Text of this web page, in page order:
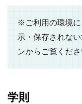
※ご利用の環境に
示・保存されな
ンからご覧くだ
学則